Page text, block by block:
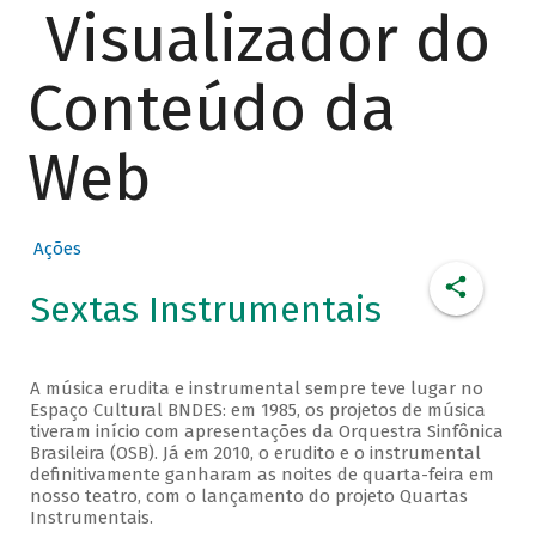
Visualizador do
Conteúdo da
Web
Ações
Sextas Instrumentais
A música erudita e instrumental sempre teve lugar no
Espaço Cultural BNDES: em 1985, os projetos de música
tiveram início com apresentações da Orquestra Sinfônica
Brasileira (OSB). Já em 2010, o erudito e o instrumental
definitivamente ganharam as noites de quarta-feira em
nosso teatro, com o lançamento do projeto Quartas
Instrumentais.